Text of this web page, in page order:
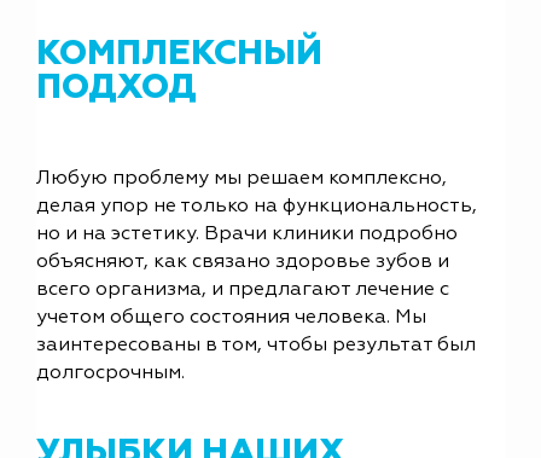
КОМПЛЕКСНЫЙ
ПОДХОД
Любую проблему мы решаем комплексно,
делая упор не только на функциональность,
но и на эстетику. Врачи клиники подробно
объясняют, как связано здоровье зубов и
всего организма, и предлагают лечение с
учетом общего состояния человека. Мы
заинтересованы в том, чтобы результат был
долгосрочным.